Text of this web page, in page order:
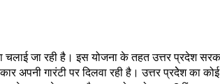
जा रही है। इस योजना के तहत उत्तर प्रदेश
अपनी गारंटी पर दिलवा रही है। उत्तर प्रदेेश का